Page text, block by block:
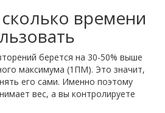
времени
берется на 30-50% выше
максимума (1ПМ). Это значит,
его сами. Именно поэтому
вес, а вы контролируете